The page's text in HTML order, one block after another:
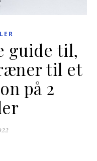
guide til,
til et
på 2